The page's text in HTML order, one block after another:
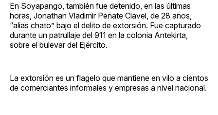
En Soyapango, también fue detenido, en las últimas
horas, Jonathan Vladimir Peñate Clavel, de 28 años,
“alias chato” bajo el delito de extorsión. Fue capturado
durante un patrullaje del 911 en la colonia Antekirta,
sobre el bulevar del Ejército.
La extorsión es un flagelo que mantiene en vilo a cientos
de comerciantes informales y empresas a nivel nacional.